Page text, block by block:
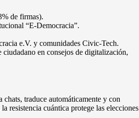
de firmas).
“E-Democracia”.
e.V. y comunidades Civic-Tech.
en consejos de digitalización,
chats, traduce automáticamente y con
resistencia cuántica protege las elecciones